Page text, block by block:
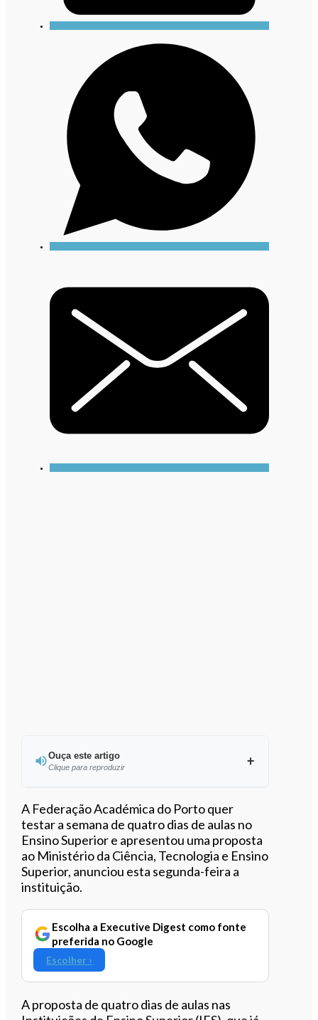
Ouça este artigo
Clique para reproduzir
Ouvir este artigo
A Federação Académica do Porto quer
testar a semana de quatro dias de aulas no
Ensino Superior e apresentou uma proposta
ao Ministério da Ciência, Tecnologia e Ensino
Superior, anunciou esta segunda-feira a
instituição.
Escolha a Executive Digest como fonte
preferida no Google
Escolher ›
A proposta de quatro dias de aulas nas